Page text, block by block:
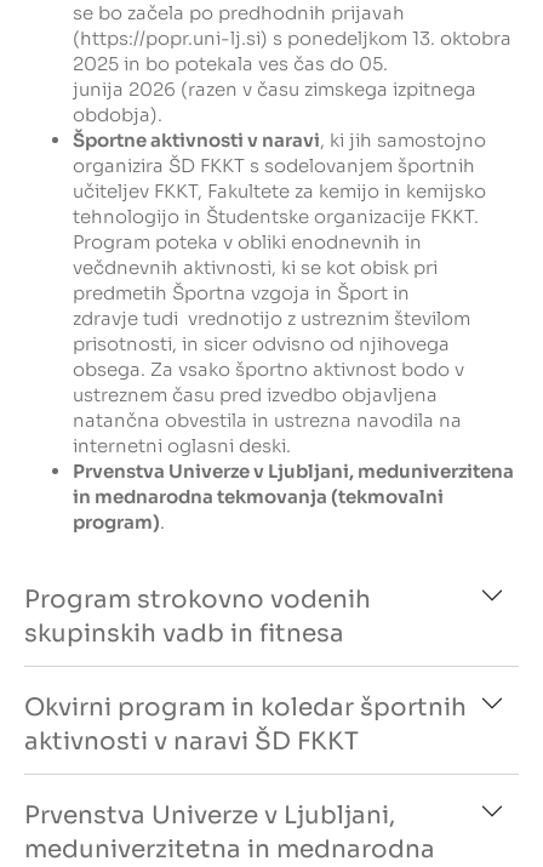
se bo začela po predhodnih prijavah
(https://popr.uni-lj.si) s ponedeljkom 13. oktobra
2025 in bo potekala ves čas do 05.
junija 2026 (razen v času zimskega izpitnega
obdobja).
Športne aktivnosti v naravi, ki jih samostojno
organizira ŠD FKKT s sodelovanjem športnih
učiteljev FKKT, Fakultete za kemijo in kemijsko
tehnologijo in Študentske organizacije FKKT.
Program poteka v obliki enodnevnih in
večdnevnih aktivnosti, ki se kot obisk pri
predmetih Športna vzgoja in Šport in
zdravje tudi vrednotijo z ustreznim številom
prisotnosti, in sicer odvisno od njihovega
obsega. Za vsako športno aktivnost bodo v
ustreznem času pred izvedbo objavljena
natančna obvestila in ustrezna navodila na
internetni oglasni deski.
Prvenstva Univerze v Ljubljani, meduniverzitena
in mednarodna tekmovanja (tekmovalni
program).
Program strokovno vodenih
skupinskih vadb in fitnesa
Okvirni program in koledar športnih
aktivnosti v naravi ŠD FKKT
Prvenstva Univerze v Ljubljani,
meduniverzitetna in mednarodna